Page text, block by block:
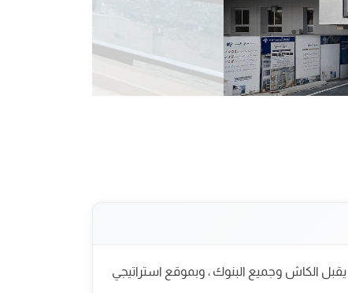
جاهز للسكن يقبل الكاش وجميع البنوك ، وبموقع استراتيجي